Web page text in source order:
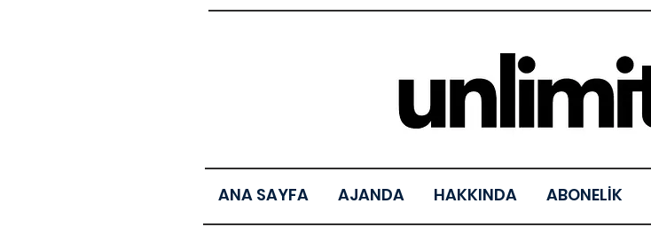
ANA SAYFA AJANDA HAKKINDA ABONELİK